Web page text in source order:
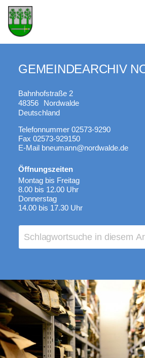
GEMEINDEARCHIV
Bahnhofstraße 2
48356
Nordwalde
Deutschland
Telefonnummer 02573-9290
Fax 02573-929150
E-Mail bneumann@nordwalde.de
Öffnungszeiten
Montag bis Freitag
8.00 bis 12.00 Uhr
Donnerstag
14.00 bis 17.30 Uhr